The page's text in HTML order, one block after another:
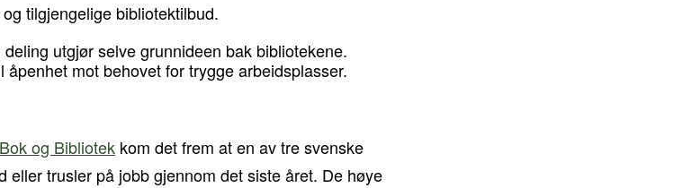
tilgjengelige bibliotektilbud.
utgjør selve grunnideen bak bibliotekene.
mot behovet for trygge arbeidsplasser.
og Bibliotek kom det frem at en av tre svenske
eller trusler på jobb gjennom det siste året. De høye